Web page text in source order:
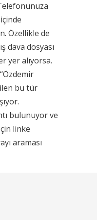
Özellikle de
dava dosyası
yer alıyorsa.
bu tür
bulunuyor ve
linke
araması